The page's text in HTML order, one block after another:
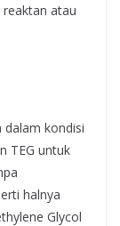
atau
dalam kondisi
TEG untuk
halnya
Glycol